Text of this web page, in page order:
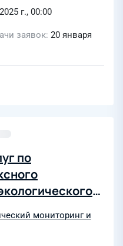
г., 00:00
заявок 20 января
по
(Д-6) в
мониторинг и